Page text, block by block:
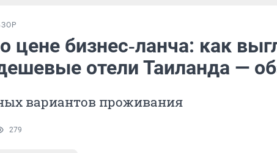
цене бизнес‑ланча: как
отели Таиланда —
вариантов проживания
279